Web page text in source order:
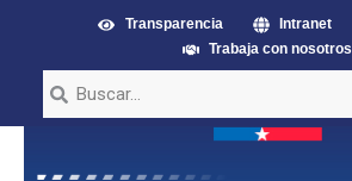
Transparencia Intranet
Trabaja con nosotros